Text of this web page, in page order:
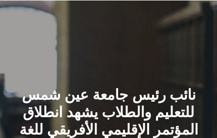
الشئون الأكاديمية
البحث العلمي
نائب رئيس جامعة عين شمس
للتعليم والطلاب يشهد انطلاق
المؤتمر الإقليمي الأفريقي للغة